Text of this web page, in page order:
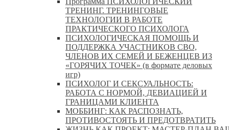
ТРЕНИНГ. ТРЕНИНГОВЫЕ
ТЕХНОЛОГИИ В РАБОТЕ
ПРАКТИЧЕСКОГО ПСИХОЛОГА
ПСИХОЛОГИЧЕСКАЯ ПОМОЩЬ И
ПОДДЕРЖКА УЧАСТНИКОВ СВО,
ЧЛЕНОВ ИХ СЕМЕЙ И БЕЖЕНЦЕВ ИЗ
«ГОРЯЧИХ ТОЧЕК» (в формате деловых
игр)
ПСИХОЛОГ И СЕКСУАЛЬНОСТЬ:
РАБОТА С НОРМОЙ, ДЕВИАЦИЕЙ И
ГРАНИЦАМИ КЛИЕНТА
МОББИНГ: КАК РАСПОЗНАТЬ,
ПРОТИВОСТОЯТЬ И ПРЕДОТВРАТИТЬ